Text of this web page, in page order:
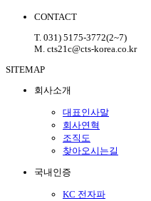
CONTACT
T. 031) 5175-3772(2~7)
M. cts21c@cts-korea.co.kr
SITEMAP
회사소개
대표인사말
회사연혁
조직도
찾아오시는길
국내인증
KC 전자파